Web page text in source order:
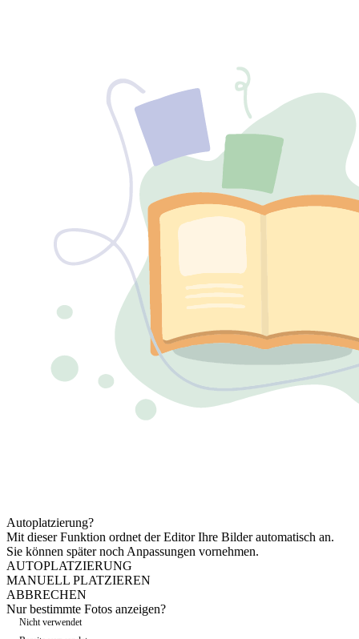
Autoplatzierung?
Mit dieser Funktion ordnet der Editor Ihre Bilder automatisch an.
Sie können später noch Anpassungen vornehmen.
AUTOPLATZIERUNG
MANUELL PLATZIEREN
ABBRECHEN
Nur bestimmte Fotos anzeigen?
Nicht verwendet